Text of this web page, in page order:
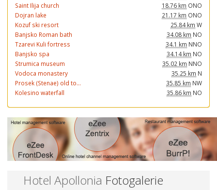
Saint Ilija church
18.76 km ONO
Dojran lake
21.17 km ONO
Kozuf ski resort
25.84 km W
Banjsko Roman bath
34.08 km NO
Tzarevi Kuli fortress
34.1 km NNO
Banjsko spa
34.14 km NO
Strumica museum
35.02 km NNO
Vodoca monastery
35.25 km N
Prosek (Stenae) old to...
35.85 km NW
Kolesino waterfall
35.86 km NO
Hotel Apollonia Fotogalerie